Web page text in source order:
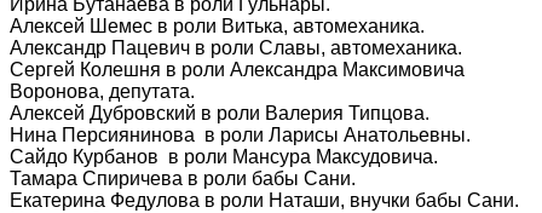
Ирина Бутанаева в роли Гульнары.
Алексей Шемес в роли Витька, автомеханика.
Александр Пацевич в роли Славы, автомеханика.
Сергей Колешня в роли Александра Максимовича
Воронова, депутата.
Алексей Дубровский в роли Валерия Типцова.
Нина Персиянинова в роли Ларисы Анатольевны.
Сайдо Курбанов в роли Мансура Максудовича.
Тамара Спиричева в роли бабы Сани.
Екатерина Федулова в роли Наташи, внучки бабы Сани.